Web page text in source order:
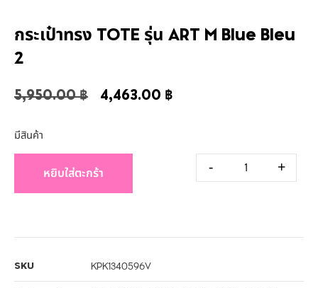
กระเป๋าทรง TOTE รุ่น ART M Blue Bleu
2
5,950.00฿ 4,463.00 ฿
มีสินค้า
- +
หยิบใส่ตะกร้า
SKU KPK1340596V